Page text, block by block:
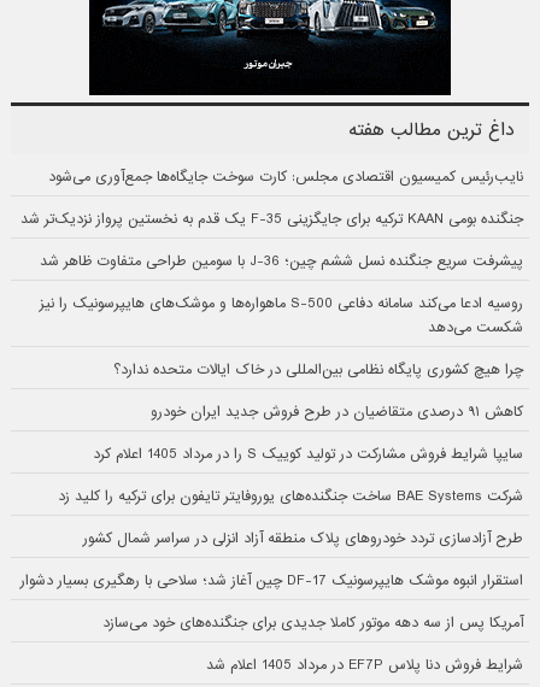
داغ ترین مطالب هفته
نایب‌رئیس کمیسیون اقتصادی مجلس: کارت سوخت جایگاه‌ها جمع‌آوری می‌شود
جنگنده بومی KAAN ترکیه برای جایگزینی F-35 یک قدم به نخستین پرواز نزدیک‌تر شد
پیشرفت سریع جنگنده نسل ششم چین؛ J-36 با سومین طراحی متفاوت ظاهر شد
روسیه ادعا می‌کند سامانه دفاعی S-500 ماهواره‌ها و موشک‌های هایپرسونیک را نیز
شکست می‌دهد
چرا هیچ کشوری پایگاه نظامی بین‌المللی در خاک ایالات متحده ندارد؟
کاهش ۹۱ درصدی متقاضیان در طرح فروش جدید ایران خودرو
سایپا شرایط فروش مشارکت در تولید کوییک S را در مرداد 1405 اعلام کرد
شرکت BAE Systems ساخت جنگنده‌های یوروفایتر تایفون برای ترکیه را کلید زد
طرح آزادسازی تردد خودروهای پلاک منطقه آزاد انزلی در سراسر شمال کشور
استقرار انبوه موشک هایپرسونیک DF-17 چین آغاز شد؛ سلاحی با رهگیری بسیار دشوار
آمریکا پس از سه دهه موتور کاملا جدیدی برای جنگنده‌های خود می‌سازد
شرایط فروش دنا پلاس EF7P در مرداد 1405 اعلام شد